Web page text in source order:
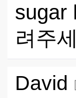
sugar
려주
David